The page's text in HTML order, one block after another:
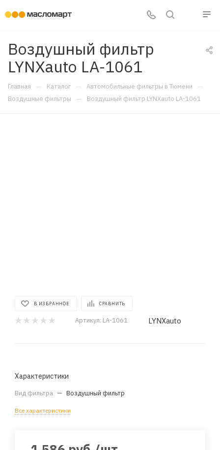
Воздушный фильтр
LYNXauto LA-1061
Главная — Каталог — Автомобильные фильтры в Тюмени —
Воздушные фильтры — Воздушный фильтр LYNXauto LA-1061
В ИЗБРАННОЕ СРАВНИТЬ
Артикул: LA-1061 LYNXauto
Характеристики
Вид фильтра — Воздушный фильтр
Все характеристики